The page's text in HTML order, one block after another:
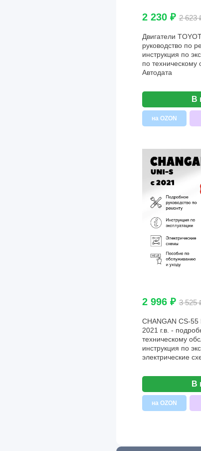
2 230 ₽2 623
Двигатели
руководство по
инструкция по
по
Aвтодата
В
на OZON
2 996 ₽3 525
CHANGAN CS-55
2021 г.в. -
техническому
инструкция по
электрические
В
на OZON